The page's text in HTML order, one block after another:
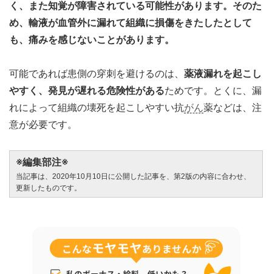
く、また知覚が障害されている可能性があります。そのた
め、輸液が血管外に漏れて組織に損傷をきたしたとして
も、痛みを感じないことがあります。
可能であれば患側の穿刺を避けるのは、 薬液漏れを起こし
やすく、発見が遅れる危険性があるためです。とくに、漏
れによって組織の壊死を起こしやすい抗がん薬などは、注
意が必要です。
※編集部注※
当記事は、2020年10月10日に公開した記事を、第2版の内容に合わせ、
更新したものです。